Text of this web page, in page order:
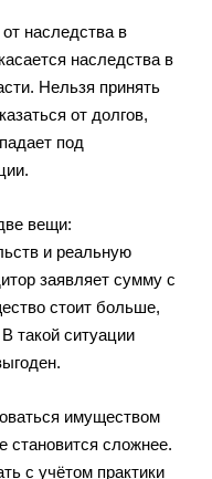
наследства в
наследства в
Нельзя принять
от долгов,
под
вещи:
и реальную
заявляет сумму с
стоит больше,
такой ситуации
имуществом
становится сложнее.
с учётом практики